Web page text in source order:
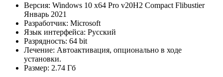
Версия: Windows 10 x64 Pro v20H2 Compact Flibustier
Январь 2021
Разработчик: Microsoft
Язык интерфейса: Русский
Разрядность: 64 bit
Лечение: Автоактивация, опционально в ходе
установки.
Размер: 2.74 Гб